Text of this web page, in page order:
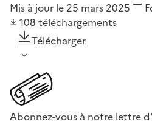
Mis à jour le 25 mars 2025
108 téléchargements
Télécharger
Abonnez-vous à notre lettre